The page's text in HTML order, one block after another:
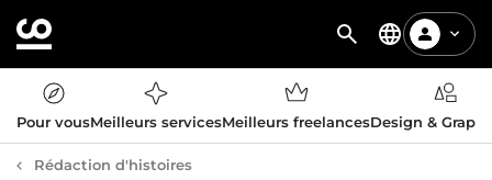
Pour vousMeilleurs servicesMeilleurs freelancesDesign &
Rédaction d'histoires